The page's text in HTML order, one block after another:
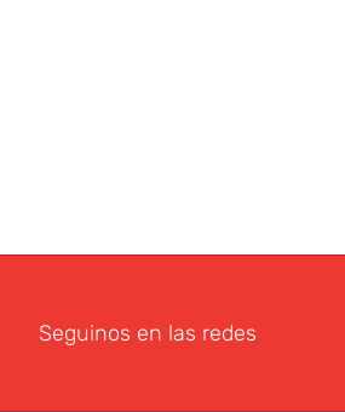
Seguinos en las redes